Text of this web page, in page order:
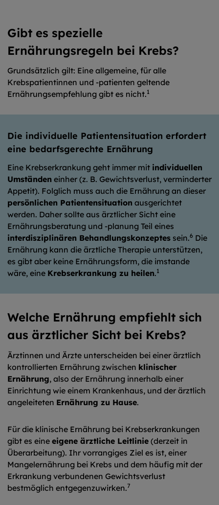
Gibt es spezielle
Ernährungsregeln bei Krebs?
Grundsätzlich gilt: Eine allgemeine, für alle
Krebspatientinnen und -patienten geltende
Ernährungsempfehlung gibt es nicht.1
Die individuelle Patientensituation erfordert
eine bedarfsgerechte Ernährung
Eine Krebserkrankung geht immer mit individuellen
Umständen einher (z. B. Gewichtsverlust, verminderter
Appetit). Folglich muss auch die Ernährung an dieser
persönlichen Patientensituation ausgerichtet
werden. Daher sollte aus ärztlicher Sicht eine
Ernährungsberatung und -planung Teil eines
interdisziplinären Behandlungskonzeptes sein.6 Die
Ernährung kann die ärztliche Therapie unterstützen,
es gibt aber keine Ernährungsform, die imstande
wäre, eine Krebserkrankung zu heilen.1
Welche Ernährung empfiehlt sich
aus ärztlicher Sicht bei Krebs?
Ärztinnen und Ärzte unterscheiden bei einer ärztlich
kontrollierten Ernährung zwischen klinischer
Ernährung, also der Ernährung innerhalb einer
Einrichtung wie einem Krankenhaus, und der ärztlich
angeleiteten Ernährung zu Hause.
Für die klinische Ernährung bei Krebserkrankungen
gibt es eine eigene ärztliche Leitlinie (derzeit in
Überarbeitung). Ihr vorrangiges Ziel es ist, einer
Mangelernährung bei Krebs und dem häufig mit der
Erkrankung verbundenen Gewichtsverlust
bestmöglich entgegenzuwirken.7